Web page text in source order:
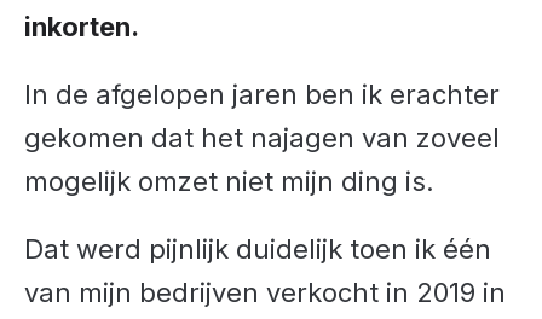
inkorten.
In de afgelopen jaren ben ik erachter
gekomen dat het najagen van zoveel
mogelijk omzet niet mijn ding is.
Dat werd pijnlijk duidelijk toen ik één
van mijn bedrijven verkocht in 2019 in